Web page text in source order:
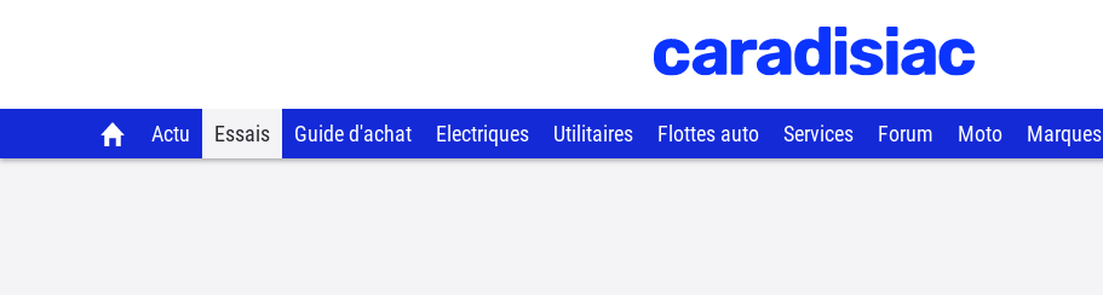
Actu Essais Guide d'achat Electriques Utilitaires Flottes auto Services Forum Moto Marques